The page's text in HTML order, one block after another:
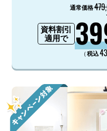
通常価格
資料割引
適用で
（税込